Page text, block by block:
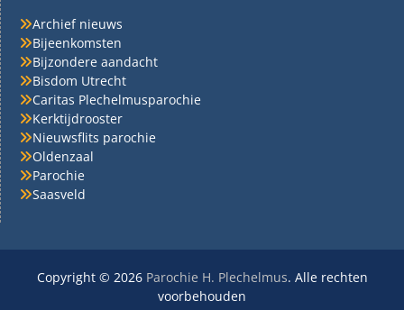
Archief nieuws
Bijeenkomsten
Bijzondere aandacht
Bisdom Utrecht
Caritas Plechelmusparochie
Kerktijdrooster
Nieuwsflits parochie
Oldenzaal
Parochie
Saasveld
Copyright © 2026 Parochie H. Plechelmus. Alle rechten
voorbehouden